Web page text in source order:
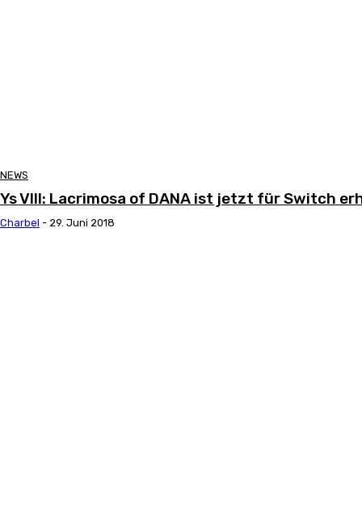
NEWS
Ys VIII: Lacrimosa of DANA ist jetzt für Switch
Charbel - 29. Juni 2018